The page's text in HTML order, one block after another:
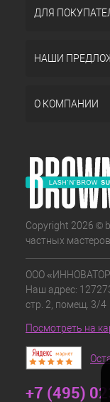
ДЛЯ
НАШИ
О КОМПАНИИ
Copyright 2026 ©
частных
ООО
Наш адрес:
стр. 2, помещ. 3/4
Посмотреть на
+7 (495)